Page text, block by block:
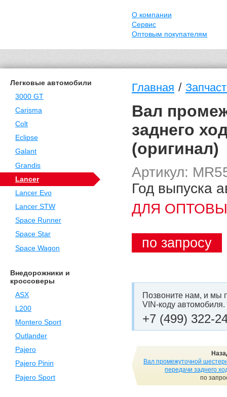
О компании
Сервис
Оптовым покупателям
Легковые автомобили
3000 GT
Carisma
Colt
Eclipse
Galant
Grandis
Lancer
Lancer Evo
Lancer STW
Space Runner
Space Star
Space Wagon
Внедорожники и
кроссоверы
ASX
L200
Montero Sport
Outlander
Pajero
Pajero Pinin
Pajero Sport
Главная /
Вал
заднего
(оригинал)
Артикул:
Год выпуска
ДЛЯ
по запросу
Позвоните нам, и мы
VIN-коду автомобиля.
+7 (499) 322-
Вал промежуточной
передачи заднего
по